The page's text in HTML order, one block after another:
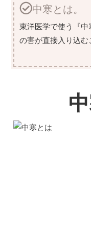
中寒とは。
東洋医学で使う『中
の害が直接入り込む